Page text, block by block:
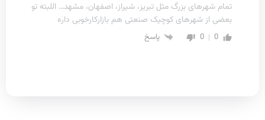
تمام شهرهای بزرگ مثل تبریز، شیراز، اصفهان، مشهد… اللبته تو
بعضی از شهرهای کوچیک صنعتی هم بازارکارخوبی داره
0
0 پاسخ